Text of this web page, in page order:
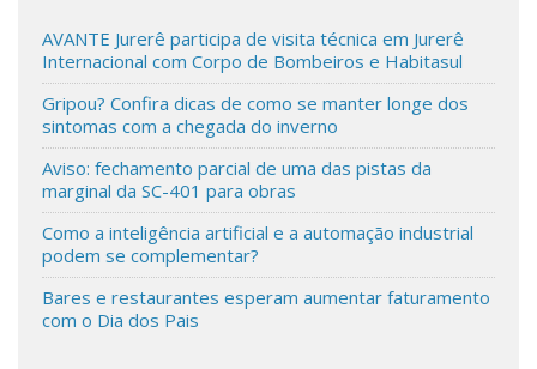
Agenda Cultural
Anuncie
Fale Conosco
AVANTE Jurerê participa de visita técnica em Jurerê
Internacional com Corpo de Bombeiros e Habitasul
Gripou? Confira dicas de como se manter longe dos
sintomas com a chegada do inverno
Aviso: fechamento parcial de uma das pistas da
marginal da SC-401 para obras
Como a inteligência artificial e a automação industrial
podem se complementar?
Bares e restaurantes esperam aumentar faturamento
com o Dia dos Pais